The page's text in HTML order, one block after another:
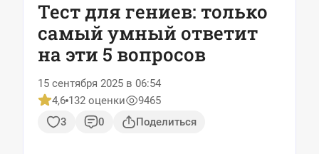
Тест для гениев: только
самый умный ответит
на эти 5 вопросов
15 сентября 2025 в 06:54
4,6 132 оценки
9465
3
0 Поделиться